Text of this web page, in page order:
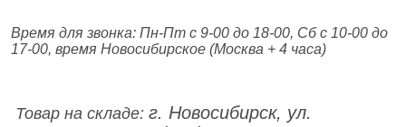
Время для звонка: Пн-Пт с 9-00 до 18-00, Сб с 10-00 до
17-00, время Новосибирское (Москва + 4 часа)
Товар на складе:г. Новосибирск, ул.